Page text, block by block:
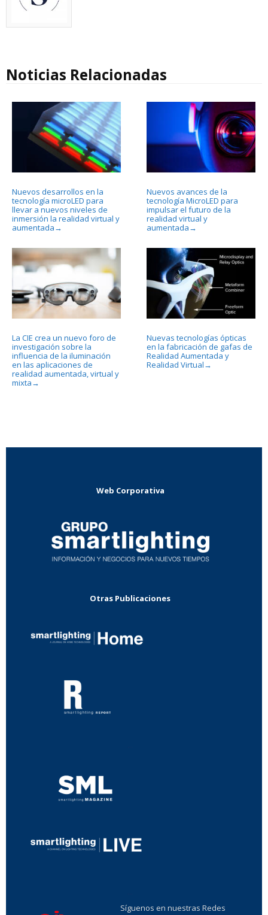
Noticias Relacionadas
Nuevos desarrollos en la
tecnología microLED para
llevar a nuevos niveles de
inmersión la realidad virtual y
aumentada →
Nuevos avances de la
tecnología MicroLED para
impulsar el futuro de la
realidad virtual y
aumentada →
La CIE crea un nuevo foro de
investigación sobre la
influencia de la iluminación
en las aplicaciones de
realidad aumentada, virtual y
mixta →
Nuevas tecnologías ópticas
en la fabricación de gafas de
Realidad Aumentada y
Realidad Virtual →
Web Corporativa
Otras Publicaciones
Síguenos en nuestras Redes